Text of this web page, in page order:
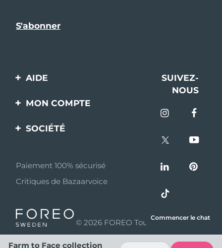
AIDE
Contactez-nous
livraisons
Questions et réponses
Informations sur la
SUIVEZ-
NOUS
MON COMPTE
Enregistrement produit
SOCIÉTÉ
Programme d’affiliation
Nouvelles d'affiliation
Partenaires
distributeurs
Paiement 100% sécurisé
Critiques de Bazaarvoice
© 2026 FOREO Tous droits réservés
Commencer le chat
Farm to Face collection